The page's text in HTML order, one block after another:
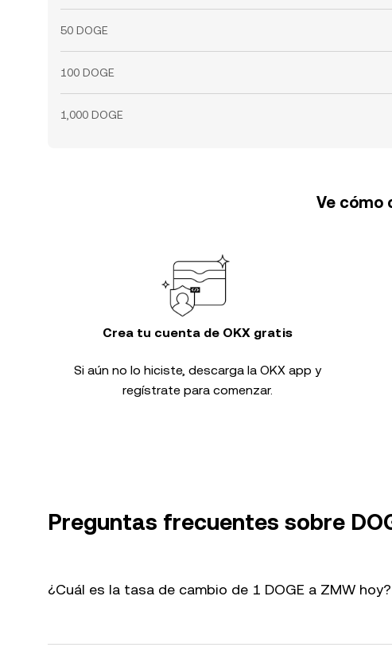
50 DOGE
100 DOGE
1,000 DOGE
Ve cómo
Crea tu cuenta de OKX gratis
Si aún no lo hiciste, descarga la OKX app y
regístrate para comenzar.
Preguntas frecuentes sobre
¿Cuál es la tasa de cambio de 1 DOGE a ZMW hoy?